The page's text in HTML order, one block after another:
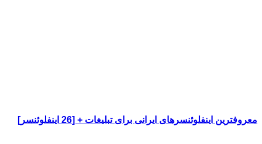
معروفترین اینفلوئنسرهای ایرانی برای تبلیغات + [26 اینفلوئنسر]